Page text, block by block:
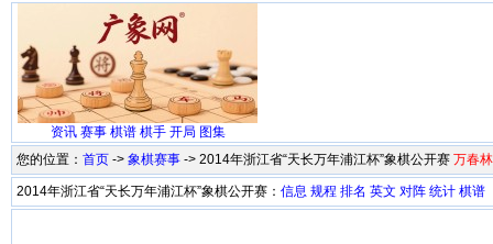
资讯 赛事 棋谱 棋手 开局 图集
您的位置： 首页 -> 象棋赛事 -> 2014年浙江省“天长万年浦江杯”象棋公开赛 万春林
2014年浙江省“天长万年浦江杯”象棋公开赛： 信息 规程 排名 英文 对阵 统计 棋谱